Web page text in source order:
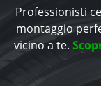
Professionisti
montaggio
vicino a te.